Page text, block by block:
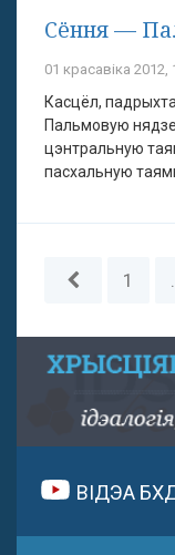
Сёння —
01 красавіка 2012,
Касцёл,
Пальмовую
цэнтральную
пасхальную
1
ВІДЭА